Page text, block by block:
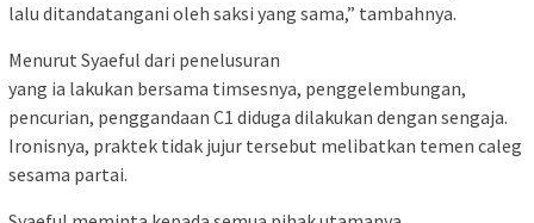
lalu ditandatangani oleh saksi yang sama,” tambahnya.
Menurut Syaeful dari penelusuran
yang ia lakukan bersama timsesnya, penggelembungan,
pencurian, penggandaan C1 diduga dilakukan dengan sengaja.
Ironisnya, praktek tidak jujur tersebut melibatkan temen caleg
sesama partai.